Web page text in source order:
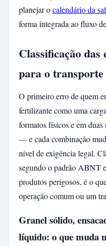
planejar ocalendário da
forma integrada ao fluxo
Classificação
para o transporte
O primeiro erro de quem
fertilizante como uma
formatos físicos e em
— e cada combinação
nível de exigência legal.
segundo o padrão ABNT
produtos perigosos, é o
operação comum ou um
Granel sólido,
líquido: o que muda